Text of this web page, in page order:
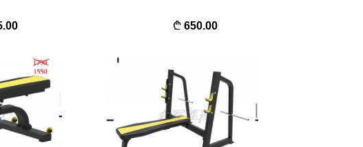
650.00